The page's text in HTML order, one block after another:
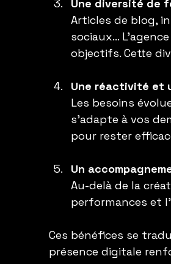
Une diversité de
Articles de blog,
sociaux…
objectifs. Cette
Une réactivité et
Les besoins
s’adapte à vos
pour rester
Un
Au-delà de la
performances et
Ces bénéfices se
présence digitale